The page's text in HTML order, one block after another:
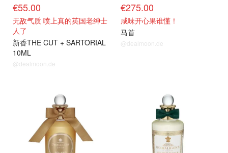
€55.00
无敌气质 喷上真的英国老绅士
人了
新香THE CUT + SARTORIAL
10ML
@dealmoon.de
€275.00
咸味开心果谁懂！
马首
@dealmoon.de